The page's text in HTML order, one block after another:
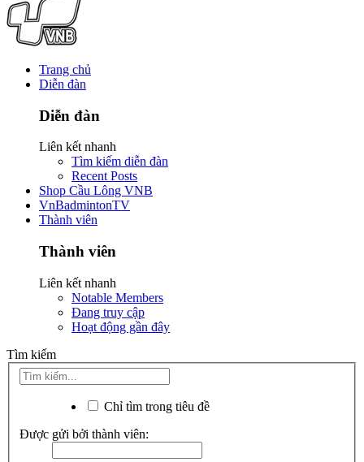
Trang chủ
Diễn đàn
Diễn đàn
Liên kết nhanh
Tìm kiếm diễn đàn
Recent Posts
Shop Cầu Lông VNB
VnBadmintonTV
Thành viên
Thành viên
Liên kết nhanh
Notable Members
Đang truy cập
Hoạt động gần đây
Tìm kiếm
Chỉ tìm trong tiêu đề
Được gửi bởi thành viên: